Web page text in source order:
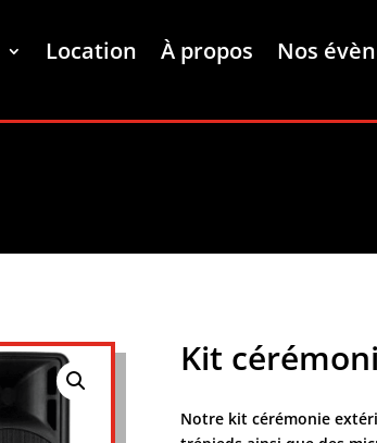
Location À propos Nos
Kit
Notre kit cérémonie